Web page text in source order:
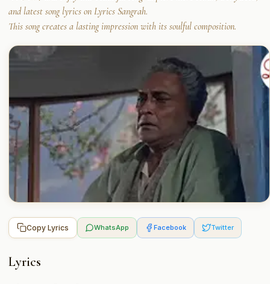
and latest song lyrics on Lyrics Sangrah.
This song creates a lasting impression with its soulful composition.
Copy Lyrics WhatsApp Facebook Twitter
Lyrics